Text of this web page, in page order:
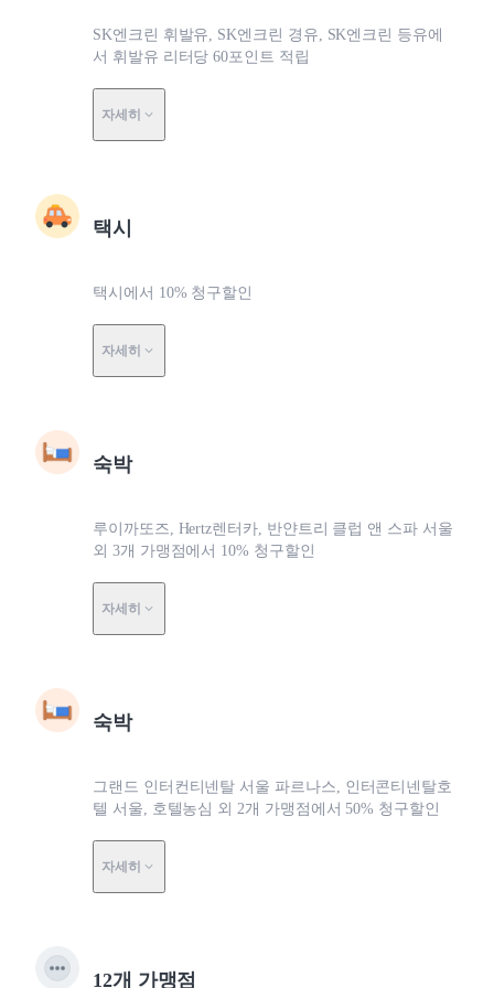
SK엔크린 휘발유, SK엔크린 경유, SK엔크린 등유에
서 휘발유 리터당 60포인트 적립
자세히
택시
택시에서 10% 청구할인
자세히
숙박
루이까또즈, Hertz렌터카, 반얀트리 클럽 앤 스파 서울
외 3개 가맹점에서 10% 청구할인
자세히
숙박
그랜드 인터컨티넨탈 서울 파르나스, 인터콘티넨탈호
텔 서울, 호텔농심 외 2개 가맹점에서 50% 청구할인
자세히
12개 가맹점